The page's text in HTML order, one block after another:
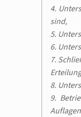
4.
sind,
5.
6.
7.
8.
9.